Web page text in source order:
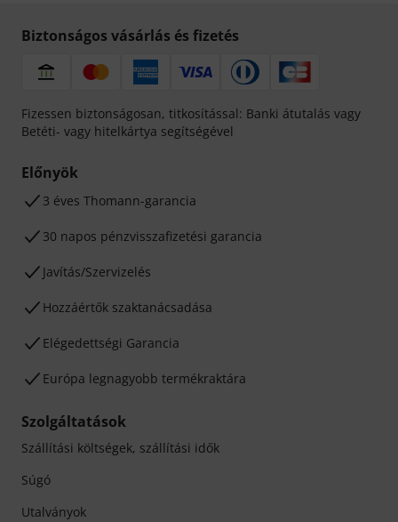
Biztonságos vásárlás és fizetés
Fizessen biztonságosan, titkosítással: Banki átutalás vagy
Betéti- vagy hitelkártya segítségével
Előnyök
3 éves Thomann-garancia
30 napos pénzvisszafizetési garancia
Javítás/Szervizelés
Hozzáértők szaktanácsadása
Elégedettségi Garancia
Európa legnagyobb termékraktára
Szolgáltatások
Szállítási költségek, szállítási idők
Súgó
Utalványok